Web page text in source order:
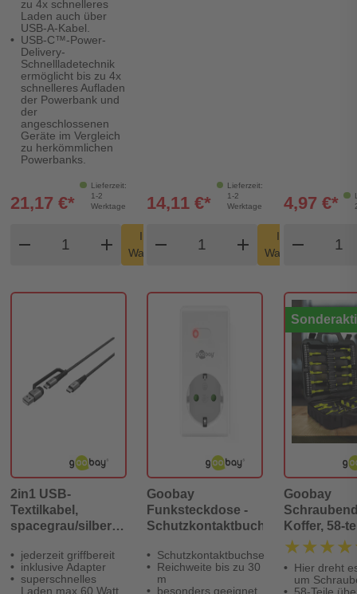
zu 4x schnelleres
Laden auch über
USB-A-Kabel.
USB-C™-Power-
Delivery-
Schnellladetechnik
ermöglicht bis zu 4x
schnelleres Aufladen
der Powerbank und
der
angeschlossenen
Geräte im Vergleich
zu herkömmlichen
Powerbanks.
Lieferzeit:
1-2
Werktage
21,17 €*
remove
Produkt Warenkorb Menge
add
In den
Warenkorb
shopping_cart
Lieferzeit:
1-2
Werktage
14,11 €*
remove
Produkt Warenkorb
add
In den
Warenkorb
shopping_cart
4,97 €*
remove
2in1 USB-
Textilkabel,
spacegrau/silber, 1
jederzeit griffbereit
inklusive Adapter
superschnelles
Laden max 60 Watt
Goobay
Funksteckdose -
Schutzkontaktbuchse
Schutzkontaktbuchse
Reichweite bis zu 30
m
besonders geeignet
Goobay
Koffer, 58-
Hier dreht
um